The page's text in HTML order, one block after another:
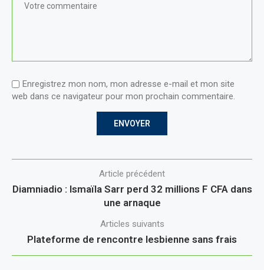
Enregistrez mon nom, mon adresse e-mail et mon site
web dans ce navigateur pour mon prochain commentaire.
Article précédent
Diamniadio : Ismaïla Sarr perd 32 millions F CFA dans
une arnaque
Articles suivants
Plateforme de rencontre lesbienne sans frais